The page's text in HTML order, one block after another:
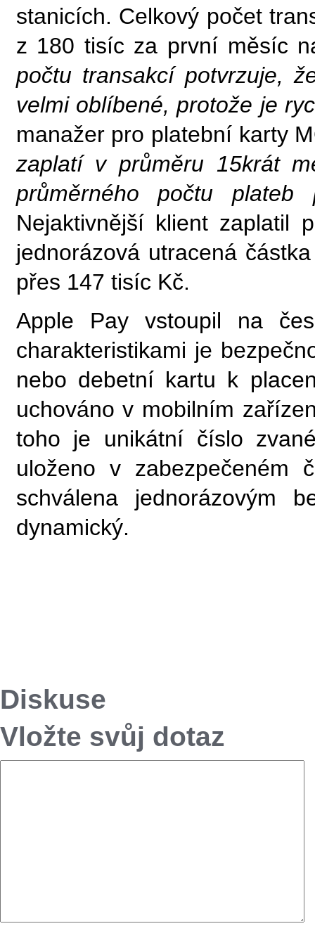
stanicích. Celkový počet
z 180 tisíc za první měsíc
počtu transakcí potvrzuje,
velmi oblíbené, protože je
manažer pro platební karty
zaplatí v průměru 15krát
průměrného počtu plateb
Nejaktivnější klient zaplatil
jednorázová utracená
přes 147 tisíc Kč.
Apple Pay vstoupil na
charakteristikami je
nebo debetní kartu k
uchováno v mobilním
toho je unikátní číslo
uloženo v zabezpečeném
schválena jednorázovým
dynamický.
Diskuse
Vložte svůj dotaz